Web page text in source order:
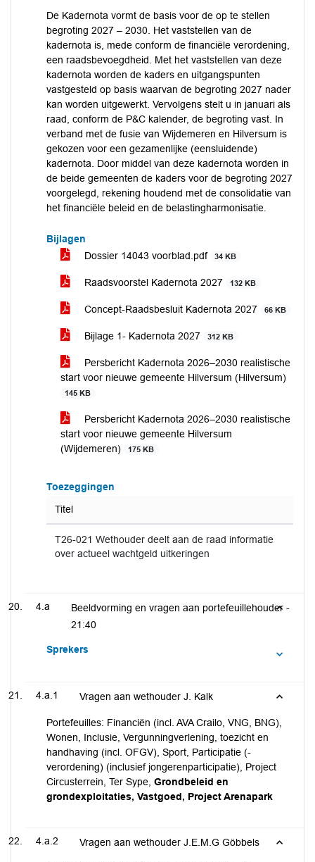
De Kadernota vormt de basis voor de op te stellen
begroting 2027 – 2030. Het vaststellen van de
kadernota is, mede conform de financiële verordening,
een raadsbevoegdheid. Met het vaststellen van deze
kadernota worden de kaders en uitgangspunten
vastgesteld op basis waarvan de begroting 2027 nader
kan worden uitgewerkt. Vervolgens stelt u in januari als
raad, conform de P&C kalender, de begroting vast. In
verband met de fusie van Wijdemeren en Hilversum is
gekozen voor een gezamenlijke (eensluidende)
kadernota. Door middel van deze kadernota worden in
de beide gemeenten de kaders voor de begroting 2027
voorgelegd, rekening houdend met de consolidatie van
het financiële beleid en de belastingharmonisatie.
Bijlagen
Dossier 14043 voorblad.pdf
34 KB
Raadsvoorstel Kadernota 2027 132 KB
Concept-Raadsbesluit Kadernota 2027 66 KB
Bijlage 1- Kadernota 2027 312 KB
Persbericht Kadernota 2026–2030 realistische
start voor nieuwe gemeente Hilversum (Hilversum)
145 KB
Persbericht Kadernota 2026–2030 realistische
start voor nieuwe gemeente Hilversum
(Wijdemeren)
175 KB
Toezeggingen
Titel
T26-021 Wethouder deelt aan de raad informatie
over actueel wachtgeld uitkeringen
4.a
Beeldvorming en vragen aan portefeuillehouder -
21:40
Sprekers
4.a.1 Vragen aan wethouder J. Kalk
Portefeuilles: Financiën (incl. AVA Crailo, VNG, BNG),
Wonen, Inclusie, Vergunningverlening, toezicht en
handhaving (incl. OFGV), Sport, Participatie (-
verordening) (inclusief jongerenparticipatie), Project
Circusterrein, Ter Sype, Grondbeleid en
grondexploitaties, Vastgoed, Project Arenapark
4.a.2 Vragen aan wethouder J.E.M.G Göbbels